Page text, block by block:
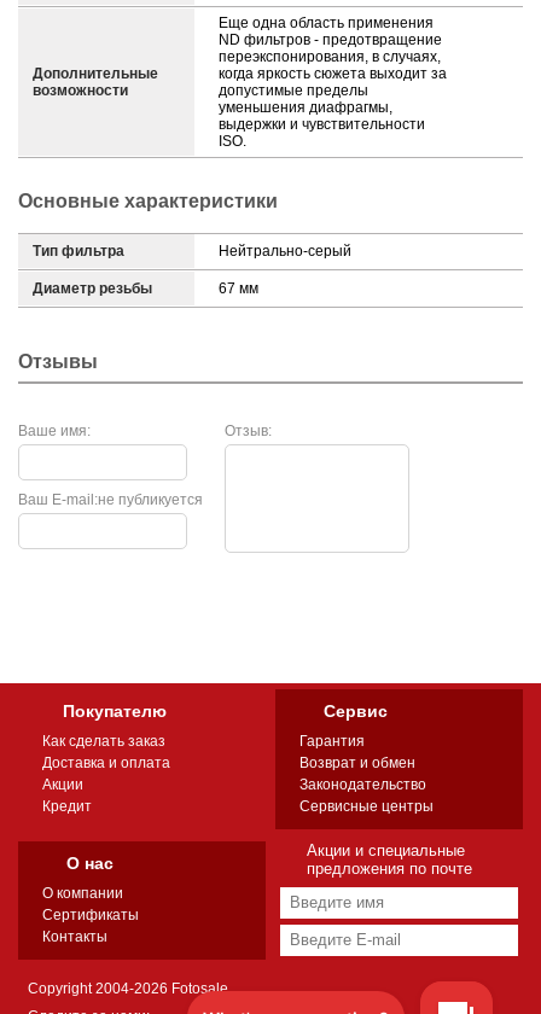
Дополнительные
возможности
Еще одна область применения
ND фильтров - предотвращение
переэкспонирования, в случаях,
когда яркость сюжета выходит за
допустимые пределы
уменьшения диафрагмы,
выдержки и чувствительности
ISO.
Основные характеристики
Тип фильтра Нейтрально-серый
Диаметр резьбы 67 мм
Отзывы
Ваше имя: Отзыв:
не публикуется
Ваш E-mail:
Покупателю
Как сделать заказ
Доставка и оплата
Акции
Кредит
Сервис
Гарантия
Возврат и обмен
Законодательство
Сервисные центры
О нас
О компании
Сертификаты
Контакты
Акции и специальные
предложения по почте
Copyright 2004-2026 Fotosale